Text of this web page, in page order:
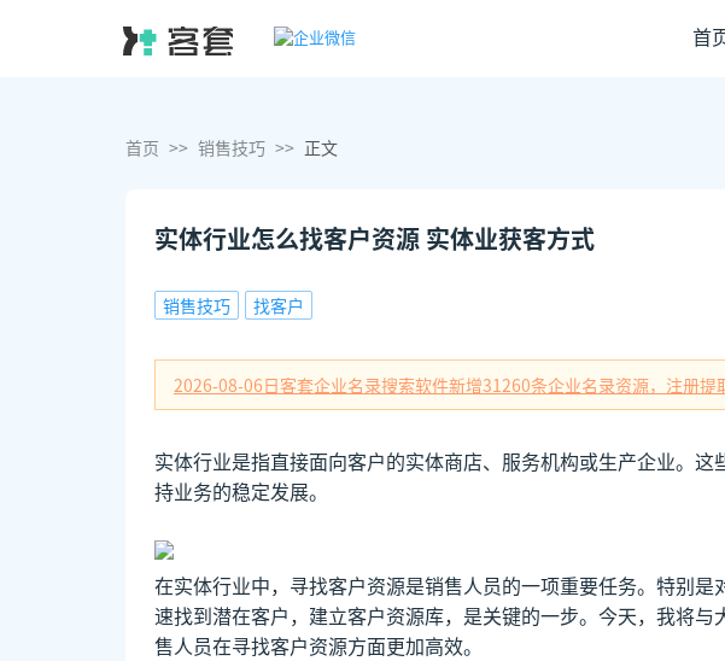
首
首页 >> 销售技巧 >> 正文
实体行业怎么找客户资源 实体业获客方式
销售技巧 找客户
2026-08-06日客套企业名录搜索软件新增31260条企业名录资源，注册提
实体行业是指直接面向客户的实体商店、服务机构或生产企业。
持业务的稳定发展。
在实体行业中，寻找客户资源是销售人员的一项重要任务。特别
速找到潜在客户，建立客户资源库，是关键的一步。今天，我将
售人员在寻找客户资源方面更加高效。